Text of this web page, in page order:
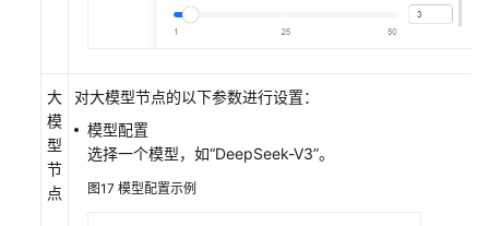
大
模
型
节
点
对大模型节点的以下参数进行设置：
模型配置
选择一个模型，如“DeepSeek-V3”。
图17 模型配置示例